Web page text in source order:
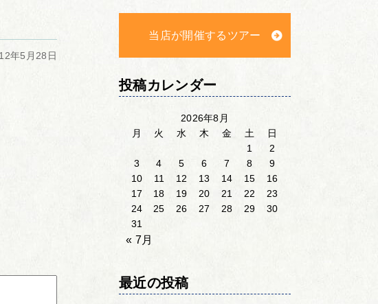
年5月28日
当店が開催するツアー
投稿カレンダー
2026年8月
月
火 水 木 金 土
日
1
2
3
4 5 6 7 8
9
10
11 12 13 14 15
16
17
18 19 20 21 22
23
24
25 26 27 28 29
30
31
« 7月
最近の投稿